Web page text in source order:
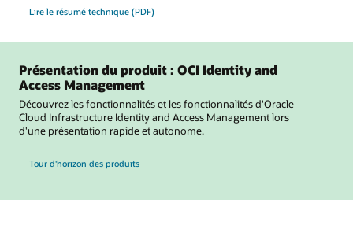
Lire le résumé technique (PDF)
Présentation du produit : OCI Identity and
Access Management
Découvrez les fonctionnalités et les fonctionnalités d'Oracle
Cloud Infrastructure Identity and Access Management lors
d'une présentation rapide et autonome.
Tour d'horizon des produits